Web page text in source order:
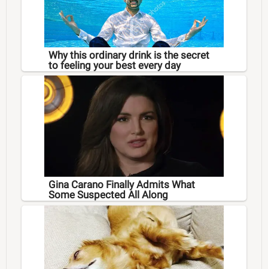
Why this ordinary drink is the secret
to feeling your best every day
Gina Carano Finally Admits What
Some Suspected All Along